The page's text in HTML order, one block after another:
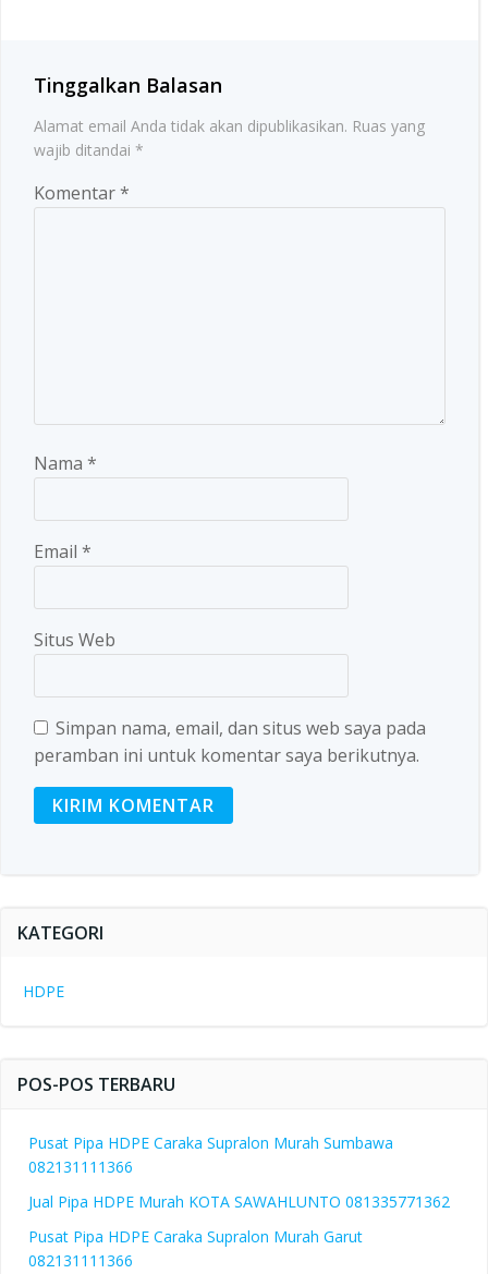
Tinggalkan Balasan
Alamat email Anda tidak akan dipublikasikan. Ruas yang
wajib ditandai *
Komentar*
Nama *
Email *
Situs Web
Simpan nama, email, dan situs web saya pada
peramban ini untuk komentar saya berikutnya.
KATEGORI
HDPE
POS-POS TERBARU
Pusat Pipa HDPE Caraka Supralon Murah Sumbawa
082131111366
Jual Pipa HDPE Murah KOTA SAWAHLUNTO 081335771362
Pusat Pipa HDPE Caraka Supralon Murah Garut
082131111366